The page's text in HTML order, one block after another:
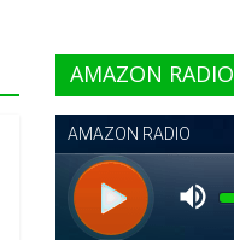
AMAZON RADIO